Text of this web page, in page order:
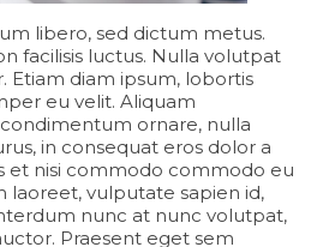
libero, sed dictum metus.
facilisis luctus. Nulla volutpat
Etiam diam ipsum, lobortis
eu velit. Aliquam
ornare, nulla
in consequat eros dolor a
et nisi commodo commodo eu
laoreet, vulputate sapien id,
nunc at nunc volutpat,
Praesent eget sem